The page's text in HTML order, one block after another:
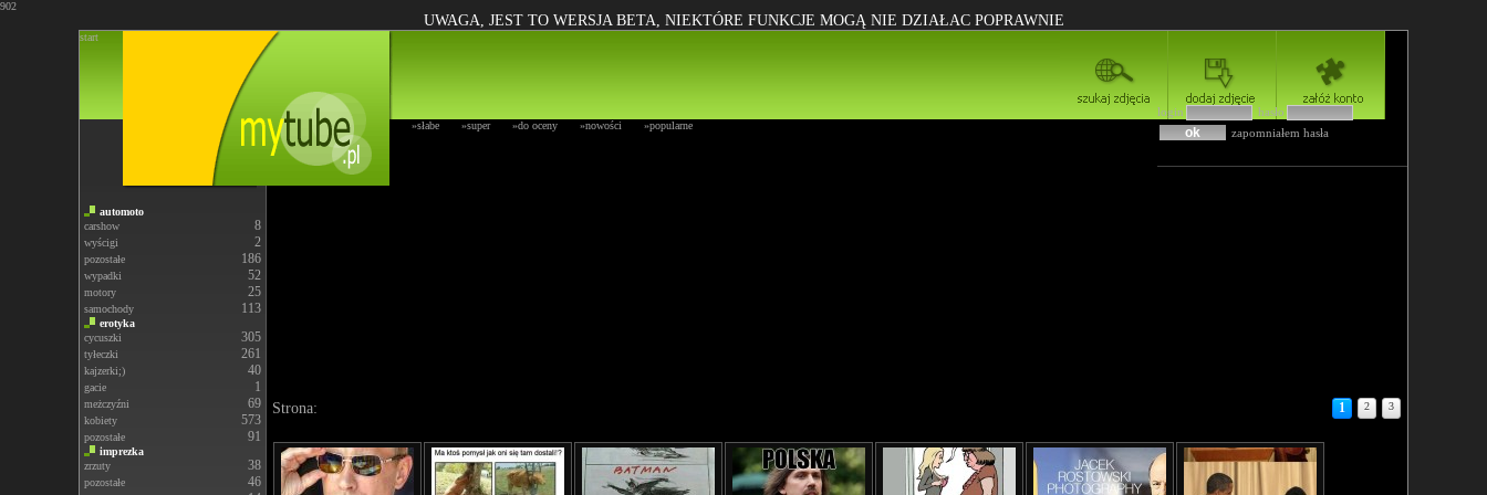
902
UWAGA, JEST TO WERSJA BETA, NIEKTÓRE FUNKCJE MOGĄ NIE DZIAŁAC POPRAWNIE
start
»słabe »super »do oceny »nowości »popularne
login
hasło
zapomniałem hasła
automoto
carshow
8
wyścigi 2
pozostałe 186
wypadki 52
motory 25
samochody 113
erotyka
cycuszki
305
tyłeczki 261
kajzerki;) 40
gacie 1
meżczyźni 69
kobiety 573
pozostałe 91
imprezka
zrzuty
38
pozostałe 46
1 2 3
Strona: